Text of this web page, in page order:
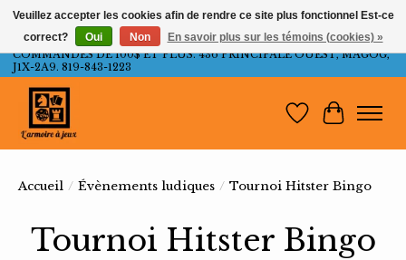
LIVRAISON GRATUITE AU QUÉBEC ET ONTARIO POUR LES
COMMANDES DE 100$ ET PLUS. 436 PRINCIPALE OUEST, MAGOG,
J1X-2A9. 819-843-1223
Liste dePanier
Accueil / Évènements ludiques / Tournoi Hitster Bingo
Tournoi Hitster Bingo
Veuillez accepter les cookies afin de rendre ce site plus fonctionnel Est-ce
correct?
Oui Non En savoir plus sur les témoins (cookies) »